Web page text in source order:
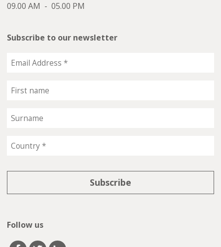
09.00 AM - 05.00 PM
Subscribe to our newsletter
Follow us